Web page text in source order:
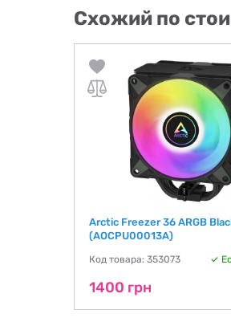
Схожий по
Arctic Freezer 36 ARGB
(AOCPU00013A)
Код товара: 353073
1400 грн